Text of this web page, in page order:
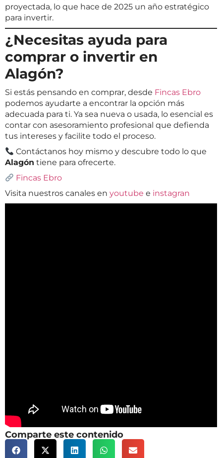
proyectada, lo que hace de 2025 un año estratégico
para invertir.
¿Necesitas ayuda para
comprar o invertir en
Alagón?
Si estás pensando en comprar, desde Fincas Ebro
podemos ayudarte a encontrar la opción más
adecuada para ti. Ya sea nueva o usada, lo esencial es
contar con asesoramiento profesional que defienda
tus intereses y facilite todo el proceso.
Contáctanos hoy mismo y descubre todo lo que
Alagón tiene para ofrecerte.
Fincas Ebro
Visita nuestros canales en youtube e instagran
Comparte este contenido